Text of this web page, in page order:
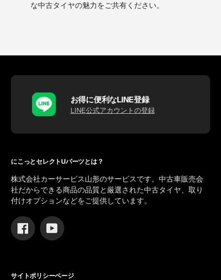
な中古タイヤの魅力をご共有ください。
お得に便利なLINE登録
LINE公式アカウントの登録
にこっとセレクトUパーツとは？
株式会社カーサービス山形のサービスです。中古車販売会
社だからできる商品の品質と厳選された中古タイヤ、取り
付けオプションなどをご提供しています。
FacebookYouTube
サイトポリシーページ